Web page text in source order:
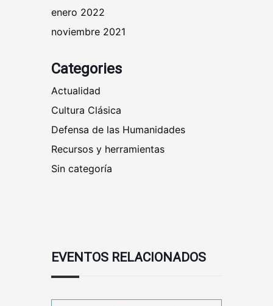
enero 2022
noviembre 2021
Categories
Actualidad
Cultura Clásica
Defensa de las Humanidades
Recursos y herramientas
Sin categoría
EVENTOS RELACIONADOS